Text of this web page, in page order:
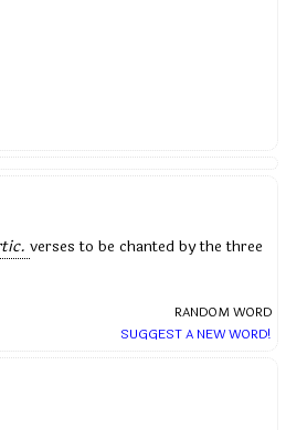
verses to be chanted by the three
RANDOM WORD
SUGGEST A NEW WORD!